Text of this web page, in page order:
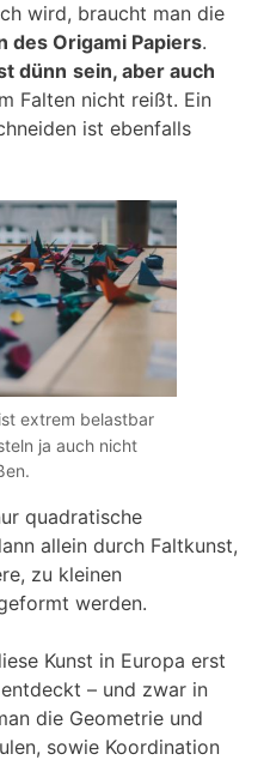
wird, braucht man die
des Origami Papiers.
dünn sein, aber auch
Falten nicht reißt. Ein
ist ebenfalls
extrem belastbar
ja auch nicht
quadratische
allein durch Faltkunst,
zu kleinen
werden.
Kunst in Europa erst
– und zwar in
die Geometrie und
sowie Koordination